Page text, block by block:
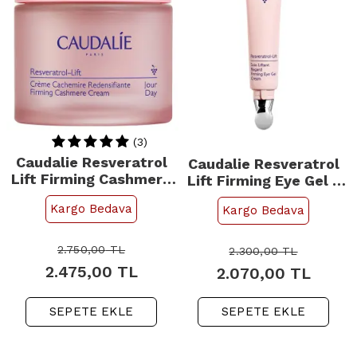
(3)
Caudalie Resveratrol
Lift Firming Cashmere
Cream - Cilt Bakım
Kremi 50ml
Kargo Bedava
2.750,00TL
2.475,00 TL
SEPETE EKLE
Caudalie Resveratrol
Lift Firming Eye Gel -
Anti-Aging Göz Çevresi
Bakım Kremi 15ml
Kargo Bedava
2.300,00TL
2.070,00 TL
SEPETE EKLE